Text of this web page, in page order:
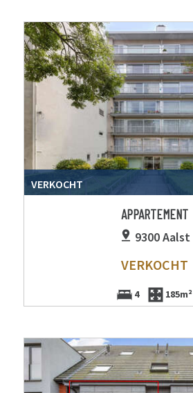
VERKOCHT
APPARTEMENT
9300 Aalst
VERKOCHT
4 185m²